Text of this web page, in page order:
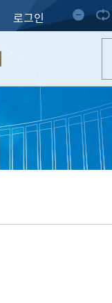
로그인